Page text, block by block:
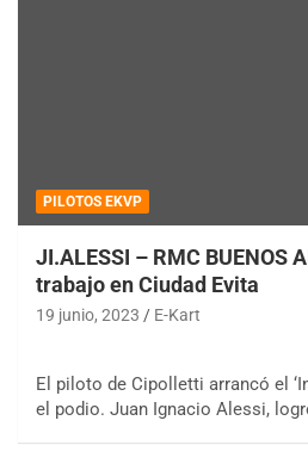
PILOTOS EKVP
JI.ALESSI – RMC BUENOS
trabajo en Ciudad Evita
19 junio, 2023 E-Kart
El piloto de Cipolletti arrancó el
el podio. Juan Ignacio Alessi,